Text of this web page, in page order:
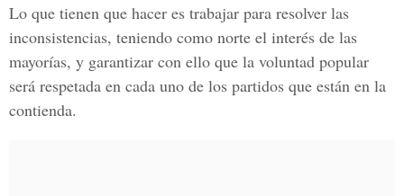
Lo que tienen que hacer es trabajar para resolver las
inconsistencias, teniendo como norte el interés de las
mayorías, y garantizar con ello que la voluntad popular
será respetada en cada uno de los partidos que están en la
contienda.